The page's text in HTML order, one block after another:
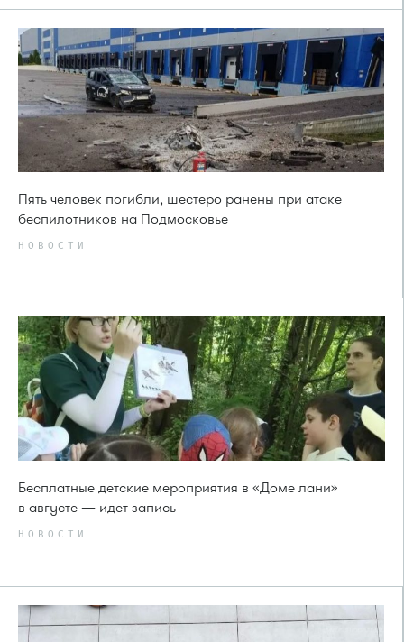
Пять человек погибли, шестеро ранены при атаке
беспилотников на Подмосковье
НОВОСТИ
Бесплатные детские мероприятия в «Доме лани»
в августе — идет запись
НОВОСТИ